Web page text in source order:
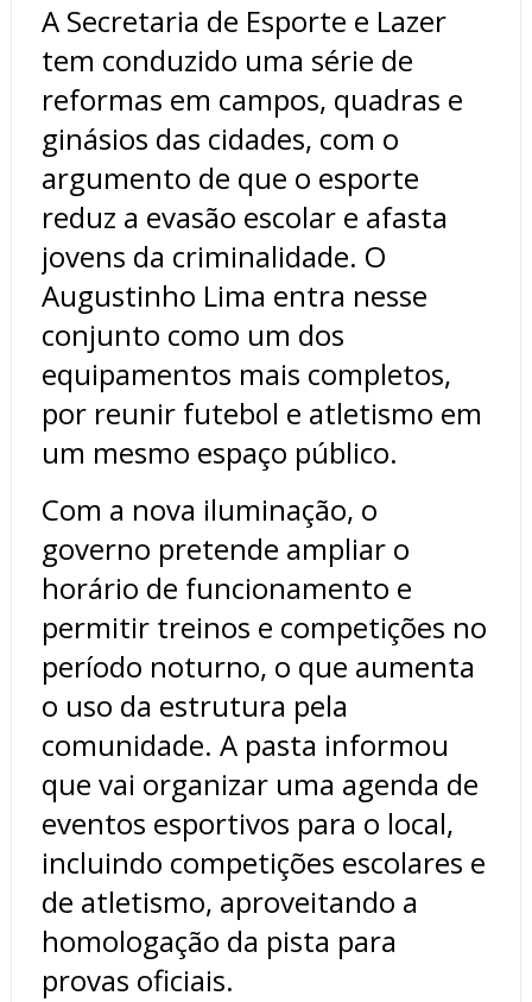
A Secretaria de Esporte e Lazer
tem conduzido uma série de
reformas em campos, quadras e
ginásios das cidades, com o
argumento de que o esporte
reduz a evasão escolar e afasta
jovens da criminalidade. O
Augustinho Lima entra nesse
conjunto como um dos
equipamentos mais completos,
por reunir futebol e atletismo em
um mesmo espaço público.
Com a nova iluminação, o
governo pretende ampliar o
horário de funcionamento e
permitir treinos e competições no
período noturno, o que aumenta
o uso da estrutura pela
comunidade. A pasta informou
que vai organizar uma agenda de
eventos esportivos para o local,
incluindo competições escolares e
de atletismo, aproveitando a
homologação da pista para
provas oficiais.